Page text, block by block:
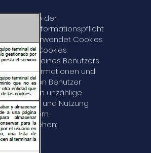
Dienste der
SL der Informationspflicht
verwendet Cookies
abrufen. Cookies
eines Benutzers
Informationen und
den Benutzer
und bieten unzählige
und Nutzung
ändern.
zu verstehen: